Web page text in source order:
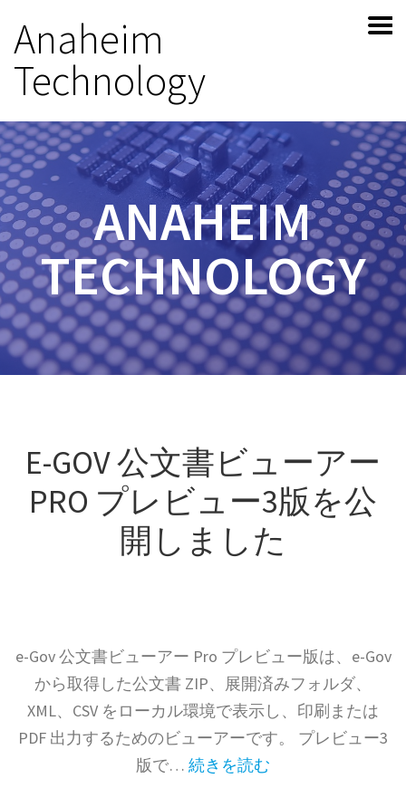
Anaheim
Technology
ANAHEIM
TECHNOLOGY
E-GOV 公文書ビューアー
PRO プレビュー3版を公
開しました
e-Gov 公文書ビューアー Pro プレビュー版は、e-Gov
から取得した公文書 ZIP、展開済みフォルダ、
XML、CSV をローカル環境で表示し、印刷または
PDF 出力するためのビューアーです。 プレビュー3
版で… 続きを読む